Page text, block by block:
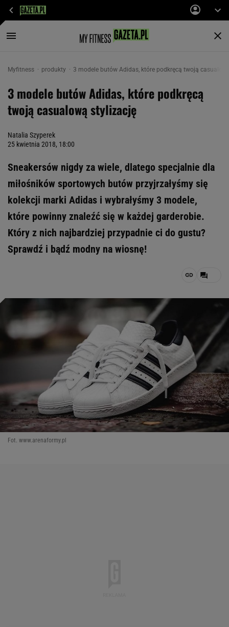
Myfitness produkty 3 modele butów Adidas, które podkręcą twoją
3 modele butów Adidas, które podkręcą
twoją casualową stylizację
Natalia Szyperek
25 kwietnia 2018, 18:00
Sneakersów nigdy za wiele, dlatego specjalnie dla
miłośników sportowych butów przyjrzałyśmy się
kolekcji marki Adidas i wybrałyśmy 3 modele,
które powinny znaleźć się w każdej garderobie.
Który z nich najbardziej przypadnie ci do gustu?
Sprawdź i bądź modny na wiosnę!
Fot. www.arenaformy.pl